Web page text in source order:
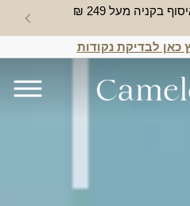
בקניה מעל 249 ₪ חדש
כאן לבדיקת נקודות